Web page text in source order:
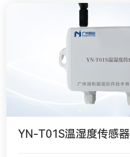
YN-T01S温湿度传感器